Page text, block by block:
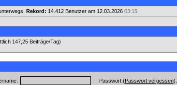
Rekord: 14.412 Benutzer am 12.03.2026 03:15.
147,25 Beiträge/Tag)
Passwort (Passwort vergessen):